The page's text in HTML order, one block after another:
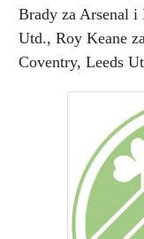
Brady za Arsenal i
Utd., Roy Keane
Coventry, Leeds